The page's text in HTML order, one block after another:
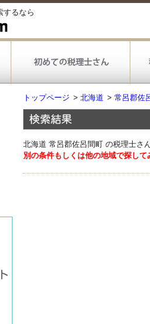
するなら
トップページ > 北海道 > 常呂郡佐
北海道 常呂郡佐呂間町 の税理士さ
別の条件もしくは他の地域で探して